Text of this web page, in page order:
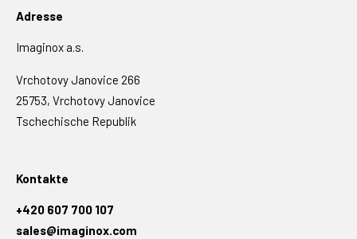
Adresse
Imaginox a.s.
Vrchotovy Janovice 266
25753, Vrchotovy Janovice
Tschechische Republik
Kontakte
+420 607 700 107
sales@imaginox.com